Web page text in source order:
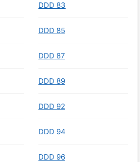
DDD 83
DDD 85
DDD 87
DDD 89
DDD 92
DDD 94
DDD 96